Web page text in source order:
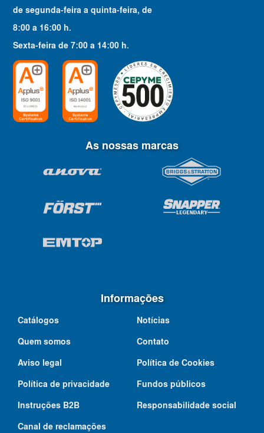
de segunda-feira a quinta-feira, de
8:00 a 16:00 h.
Sexta-feira de7:00 a 14:00 h.
As nossas marcas
Informações
Catálogos
Notícias
Quem somos
Contato
Aviso legal
Política de Cookies
Política de privacidade
Fundos públicos
Instruções B2B
Responsabilidade social
Canal de reclamações